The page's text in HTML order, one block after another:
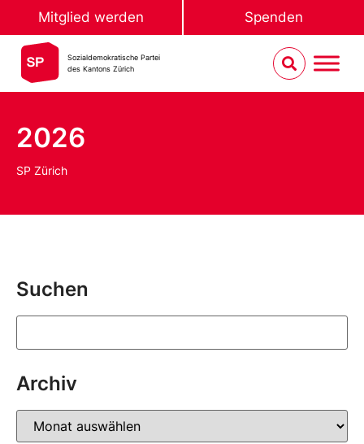
Mitglied werden Spenden
Sozialdemokratische Partei
des Kantons Zürich
2026
SP Zürich
Suchen
Archiv